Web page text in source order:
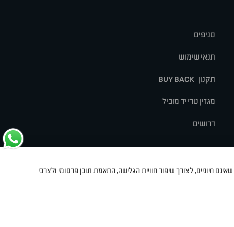
סניפים
תנאי שימוש
תקנון BUY BACK
מגזין טרייד מוביל
דרושים
שאינם חיוניים, לצורך שיפור חוויית הגלישה, התאמת תוכן פרסומי ולצרכי